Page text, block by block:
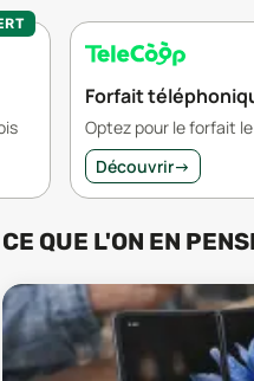
Forfait
Optez pour le forfait
Découvrir→
CE QUE L'ON EN